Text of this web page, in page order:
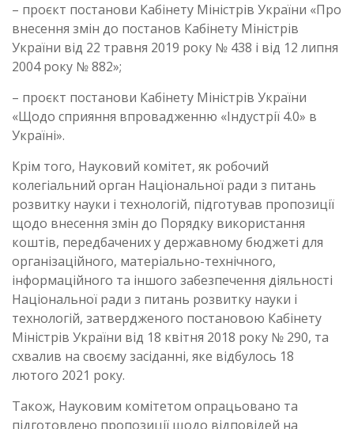
– проєкт постанови Кабінету Міністрів України «Про
внесення змін до постанов Кабінету Міністрів
України від 22 травня 2019 року № 438 і від 12 липня
2004 року № 882»;
– проєкт постанови Кабінету Міністрів України
«Щодо сприяння впровадженню «Індустрії 4.0» в
Україні».
Крім того, Науковий комітет, як робочий
колегіальний орган Національної ради з питань
розвитку науки і технологій, підготував пропозиції
щодо внесення змін до Порядку використання
коштів, передбачених у державному бюджеті для
організаційного, матеріально-технічного,
інформаційного та іншого забезпечення діяльності
Національної ради з питань розвитку науки і
технологій, затвердженого постановою Кабінету
Міністрів України від 18 квітня 2018 року № 290, та
схвалив на своєму засіданні, яке відбулось 18
лютого 2021 року.
Також, Науковим комітетом опрацьовано та
підготовлено пропозиції щодо відповідей на